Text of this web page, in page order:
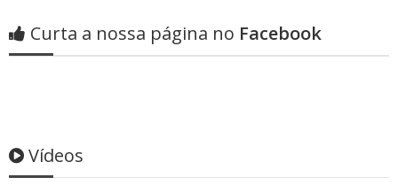
Curta a nossa página no Facebook
Vídeos